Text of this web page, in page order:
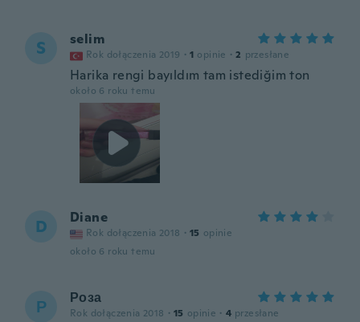
S selim
Rok dołączenia 2019 · 1 opinie · 2 przesłane
Harika rengi bayıldım tam istediğim ton
około 6 roku temu
D Diane
Rok dołączenia 2018 · 15 opinie
około 6 roku temu
Р Роза
Rok dołączenia 2018 · 15 opinie · 4 przesłane